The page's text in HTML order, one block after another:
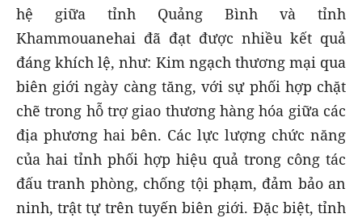
hệ giữa tỉnh Quảng Bình và tỉnh
Khammouanehai đã đạt được nhiều kết quả
đáng khích lệ, như: Kim ngạch thương mại qua
biên giới ngày càng tăng, với sự phối hợp chặt
chẽ trong hỗ trợ giao thương hàng hóa giữa các
địa phương hai bên. Các lực lượng chức năng
của hai tỉnh phối hợp hiệu quả trong công tác
đấu tranh phòng, chống tội phạm, đảm bảo an
ninh, trật tự trên tuyến biên giới. Đặc biệt, tỉnh